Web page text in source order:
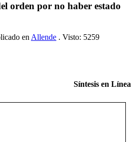
orden por no haber estado
en Allende . Visto: 5259
Síntesis en Línea